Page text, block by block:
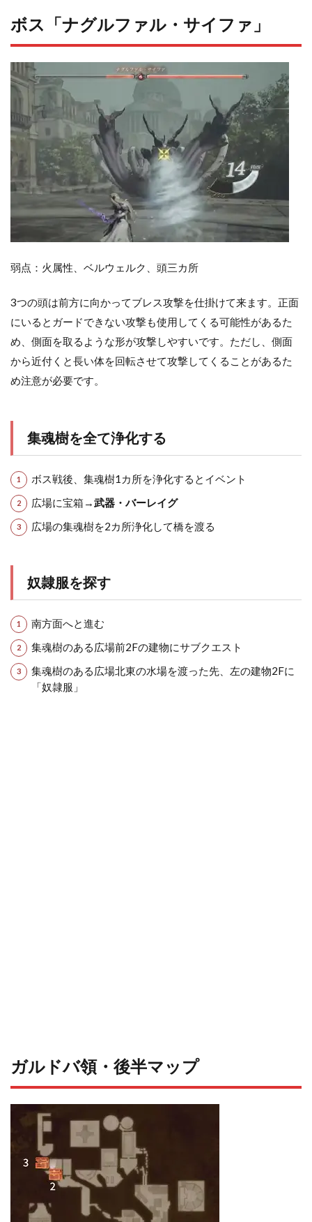
ボス「ナグルファル・サイファ」
弱点：火属性、ベルウェルク、頭三カ所
3つの頭は前方に向かってブレス攻撃を仕掛けて来ます。正面
にいるとガードできない攻撃も使用してくる可能性があるた
め、側面を取るような形が攻撃しやすいです。ただし、側面
から近付くと長い体を回転させて攻撃してくることがあるた
め注意が必要です。
集魂樹を全て浄化する
ボス戦後、集魂樹1カ所を浄化するとイベント
広場に宝箱→武器・バーレイグ
広場の集魂樹を2カ所浄化して橋を渡る
奴隷服を探す
南方面へと進む
集魂樹のある広場前2Fの建物にサブクエスト
集魂樹のある広場北東の水場を渡った先、左の建物2Fに
「奴隷服」
ガルドバ領・後半マップ